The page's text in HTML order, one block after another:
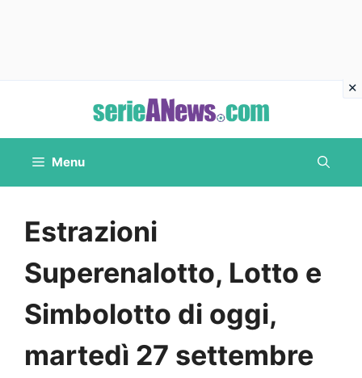
contenuto
Menu
Estrazioni
Superenalotto, Lotto e
Simbolotto di oggi,
martedì 27 settembre